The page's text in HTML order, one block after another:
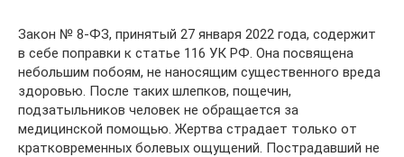
Закон № 8-ФЗ, принятый 27 января 2022 года, содержит
в себе поправки к статье 116 УК РФ. Она посвящена
небольшим побоям, не наносящим существенного вреда
здоровью. После таких шлепков, пощечин,
подзатыльников человек не обращается за
медицинской помощью. Жертва страдает только от
кратковременных болевых ощущений. Пострадавший не